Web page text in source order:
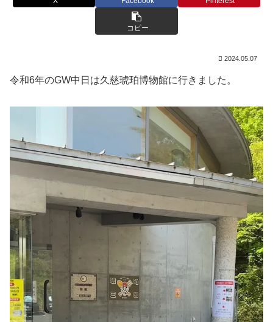
コピー
2024.05.07
令和6年のGW中日は久慈琥珀博物館に行きました。